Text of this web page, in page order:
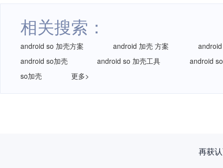
相关搜索：
android so 加壳方案 android 加壳 方案
android so加壳
android so 加壳工具
android
so加壳
更多>
再获